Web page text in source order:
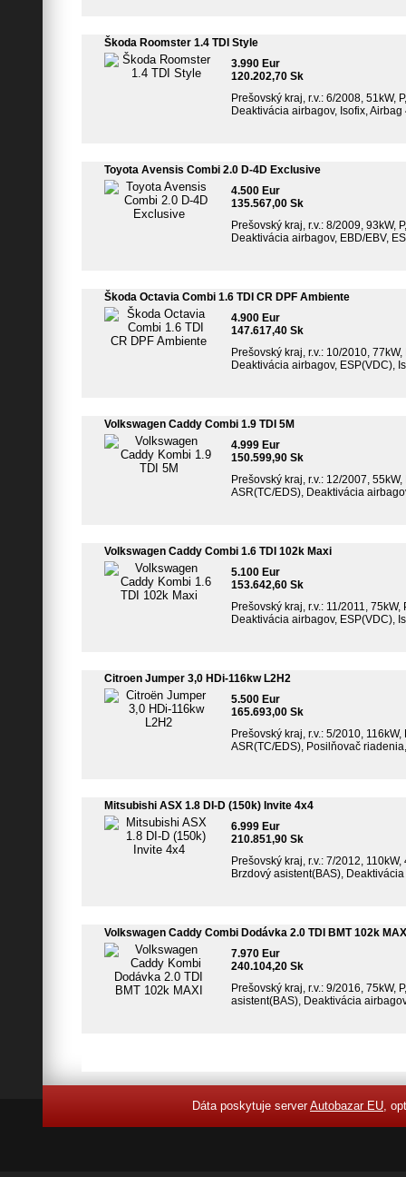
Škoda Roomster 1.4 TDI Style
3.990 Eur
120.202,70 Sk
Prešovský kraj, r.v.: 6/2008, 51kW,
Deaktivácia airbagov, Isofix,
Toyota Avensis Combi 2.0 D-4D Exclusive
4.500 Eur
135.567,00 Sk
Prešovský kraj, r.v.: 8/2009, 93kW,
Deaktivácia airbagov, EBD/EBV,
Škoda Octavia Combi 1.6 TDI CR DPF Ambiente
4.900 Eur
147.617,40 Sk
Prešovský kraj, r.v.: 10/2010,
Deaktivácia airbagov, ESP(VDC),
Volkswagen Caddy Combi 1.9 TDI 5M
4.999 Eur
150.599,90 Sk
Prešovský kraj, r.v.: 12/2007,
ASR(TC/EDS), Deaktivácia
Volkswagen Caddy Combi 1.6 TDI 102k Maxi
5.100 Eur
153.642,60 Sk
Prešovský kraj, r.v.: 11/2011,
Deaktivácia airbagov, ESP(VDC),
Citroen Jumper 3,0 HDi-116kw L2H2
5.500 Eur
165.693,00 Sk
Prešovský kraj, r.v.: 5/2010,
ASR(TC/EDS), Posilňovač
Mitsubishi ASX 1.8 DI-D (150k) Invite 4x4
6.999 Eur
210.851,90 Sk
Prešovský kraj, r.v.: 7/2012,
Brzdový asistent(BAS),
Volkswagen Caddy Combi Dodávka 2.0 TDI BMT 102k
7.970 Eur
240.104,20 Sk
Prešovský kraj, r.v.: 9/2016, 75kW,
asistent(BAS), Deaktivácia
Dáta poskytuje serverAutobazar EU,